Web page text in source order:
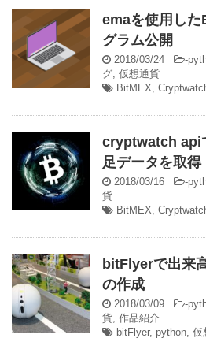
emaを使用し
グラム公開
2018/03/24 -
グ, 仮想通貨
BitMEX,
cryptwatch api
足データを取得
2018/03/16 -
貨
BitMEX,
bitFlyerで出来
の作成
2018/03/09 -
貨, 作品紹介
bitFlyer, python, 仮